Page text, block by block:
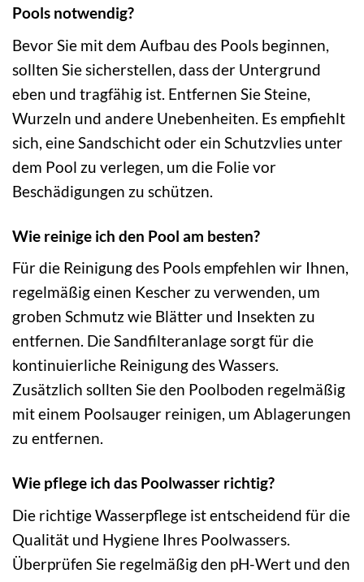
Pools notwendig?
Bevor Sie mit dem Aufbau des Pools beginnen,
sollten Sie sicherstellen, dass der Untergrund
eben und tragfähig ist. Entfernen Sie Steine,
Wurzeln und andere Unebenheiten. Es empfiehlt
sich, eine Sandschicht oder ein Schutzvlies unter
dem Pool zu verlegen, um die Folie vor
Beschädigungen zu schützen.
Wie reinige ich den Pool am besten?
Für die Reinigung des Pools empfehlen wir Ihnen,
regelmäßig einen Kescher zu verwenden, um
groben Schmutz wie Blätter und Insekten zu
entfernen. Die Sandfilteranlage sorgt für die
kontinuierliche Reinigung des Wassers.
Zusätzlich sollten Sie den Poolboden regelmäßig
mit einem Poolsauger reinigen, um Ablagerungen
zu entfernen.
Wie pflege ich das Poolwasser richtig?
Die richtige Wasserpflege ist entscheidend für die
Qualität und Hygiene Ihres Poolwassers.
Überprüfen Sie regelmäßig den pH-Wert und den